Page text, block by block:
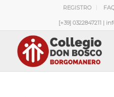
REGISTRO
[+39] 0322847211 |